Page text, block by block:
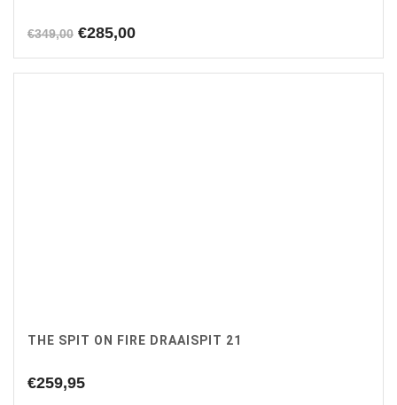
€349,00 Oorspronkelijke
was:
€285,00Huidige
is:
THE SPIT ON FIRE DRAAISPIT 21
€259,95